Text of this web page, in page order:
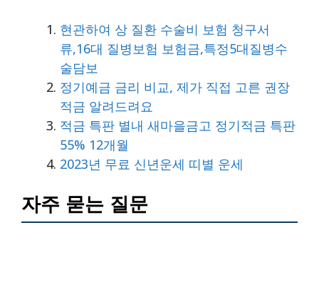
현관하여 상 질환 수술비 보험 청구서
류,16대 질병보험 보험금,특정5대질병수
술담보
정기예금 금리 비교, 제가 직접 고른 권장
적금 알려드려요
적금 특판 별내 새마을금고 정기적금 특판
55% 12개월
2023년 무료 신년운세 띠별 운세
자주 묻는 질문